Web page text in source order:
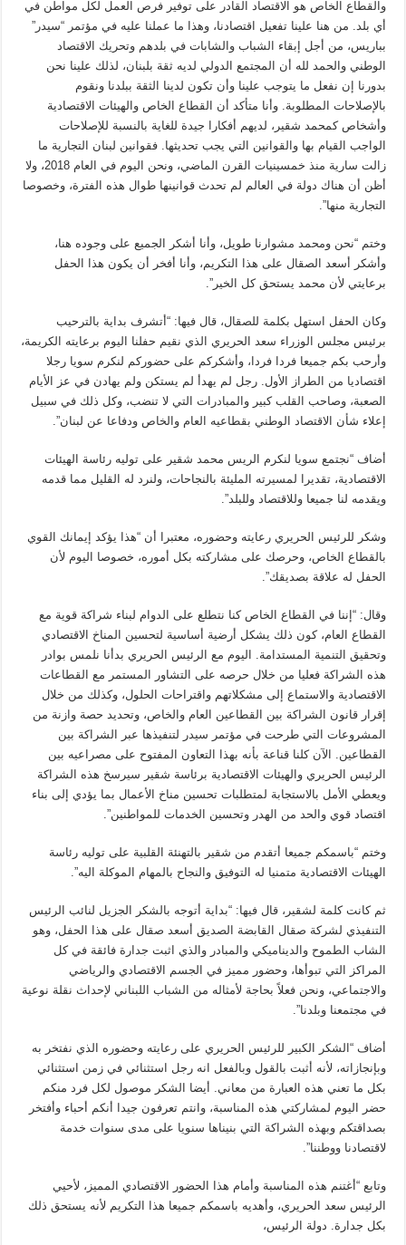
والقطاع الخاص هو الاقتصاد القادر على توفير فرص العمل لكل مواطن في
أي بلد. من هنا علينا تفعيل اقتصادنا، وهذا ما عملنا عليه في مؤتمر “سيدر”
بباريس، من أجل إبقاء الشباب والشابات في بلدهم وتحريك الاقتصاد
الوطني والحمد لله أن المجتمع الدولي لديه ثقة بلبنان، لذلك علينا نحن
بدورنا إن نفعل ما يتوجب علينا وأن تكون لدينا الثقة ببلدنا ونقوم
بالإصلاحات المطلوبة. وأنا متأكد أن القطاع الخاص والهيئات الاقتصادية
وأشخاص كمحمد شقير، لديهم أفكارا جيدة للغاية بالنسبة للإصلاحات
الواجب القيام بها والقوانين التي يجب تحديثها. فقوانين لبنان التجارية ما
زالت سارية منذ خمسينيات القرن الماضي، ونحن اليوم في العام 2018، ولا
أظن أن هناك دولة في العالم لم تحدث قوانينها طوال هذه الفترة، وخصوصا
التجارية منها”.
وختم “نحن ومحمد مشوارنا طويل، وأنا أشكر الجميع على وجوده هنا،
وأشكر أسعد الصقال على هذا التكريم، وأنا أفخر أن يكون هذا الحفل
برعايتي لأن محمد يستحق كل الخير”.
وكان الحفل استهل بكلمة للصقال، قال فيها: “أتشرف بداية بالترحيب
برئيس مجلس الوزراء سعد الحريري الذي نقيم حفلنا اليوم برعايته الكريمة،
وأرحب بكم جميعا فردا فردا، وأشكركم على حضوركم لنكرم سويا رجلا
اقتصاديا من الطراز الأول. رجل لم يهدأ لم يستكن ولم يهادن في عز الأيام
الصعبة، وصاحب القلب كبير والمبادرات التي لا تنضب، وكل ذلك في سبيل
إعلاء شأن الاقتصاد الوطني بقطاعيه العام والخاص ودفاعا عن لبنان”.
أضاف “نجتمع سويا لنكرم الريس محمد شقير على توليه رئاسة الهيئات
الاقتصادية، تقديرا لمسيرته المليئة بالنجاحات، ولنرد له القليل مما قدمه
ويقدمه لنا جميعا وللاقتصاد وللبلد”.
وشكر للرئيس الحريري رعايته وحضوره، معتبرا أن “هذا يؤكد إيمانك القوي
بالقطاع الخاص، وحرصك على مشاركته بكل أموره، خصوصا اليوم لأن
الحفل له علاقة بصديقك”.
وقال: “إننا في القطاع الخاص كنا نتطلع على الدوام لبناء شراكة قوية مع
القطاع العام، كون ذلك يشكل أرضية أساسية لتحسين المناخ الاقتصادي
وتحقيق التنمية المستدامة. اليوم مع الرئيس الحريري بدأنا نلمس بوادر
هذه الشراكة فعليا من خلال حرصه على التشاور المستمر مع القطاعات
الاقتصادية والاستماع إلى مشكلاتهم واقتراحات الحلول، وكذلك من خلال
إقرار قانون الشراكة بين القطاعين العام والخاص، وتحديد حصة وازنة من
المشروعات التي طرحت في مؤتمر سيدر لتنفيذها عبر الشراكة بين
القطاعين. الآن كلنا قناعة بأنه بهذا التعاون المفتوح على مصراعيه بين
الرئيس الحريري والهيئات الاقتصادية برئاسة شقير سيرسخ هذه الشراكة
ويعطي الأمل بالاستجابة لمتطلبات تحسين مناخ الأعمال بما يؤدي إلى بناء
اقتصاد قوي والحد من الهدر وتحسين الخدمات للمواطنين”.
وختم “باسمكم جميعا أتقدم من شقير بالتهنئة القلبية على توليه رئاسة
الهيئات الاقتصادية متمنيا له التوفيق والنجاح بالمهام الموكلة اليه”.
ثم كانت كلمة لشقير، قال فيها: “بداية أتوجه بالشكر الجزيل لنائب الرئيس
التنفيذي لشركة صقال القابضة الصديق أسعد صقال على هذا الحفل، وهو
الشاب الطموح والديناميكي والمبادر والذي اثبت جدارة فائقة في كل
المراكز التي تبوأها، وحضور مميز في الجسم الاقتصادي والرياضي
والاجتماعي، ونحن فعلاً بحاجة لأمثاله من الشباب اللبناني لإحداث نقلة نوعية
في مجتمعنا وبلدنا”.
أضاف “الشكر الكبير للرئيس الحريري على رعايته وحضوره الذي نفتخر به
وبإنجازاته، لأنه أثبت بالقول وبالفعل انه رجل استثنائي في زمن استثنائي
بكل ما تعني هذه العبارة من معاني. أيضا الشكر موصول لكل فرد منكم
حضر اليوم لمشاركتي هذه المناسبة، وانتم تعرفون جيدا أنكم أحباء وأفتخر
بصداقتكم وبهذه الشراكة التي بنيناها سنويا على مدى سنوات خدمة
لاقتصادنا ووطننا”.
وتابع “أغتنم هذه المناسبة وأمام هذا الحضور الاقتصادي المميز، لأحيي
الرئيس سعد الحريري، وأهديه باسمكم جميعا هذا التكريم لأنه يستحق ذلك
بكل جدارة. دولة الرئيس،